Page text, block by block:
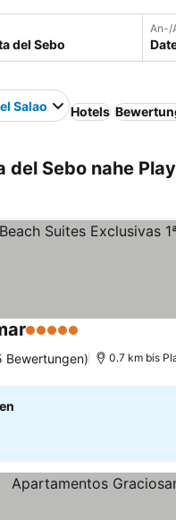
An-/
Salao Hotels
Sebo nahe
5 Sterne
Bewertungen) 0.7 km bis